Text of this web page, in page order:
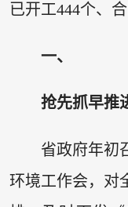
已开工444个、
一、
抢先抓早推
省政府年初
环境工作会，对